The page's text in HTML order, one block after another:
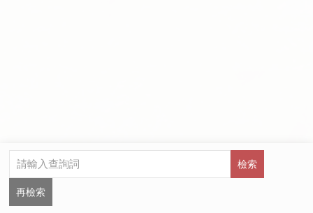
檢索
再檢索
瀏覽人數：95341108